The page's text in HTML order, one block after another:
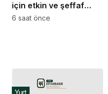
için etkin ve şeffaf
soruşturma çağrısı
6 saat önce